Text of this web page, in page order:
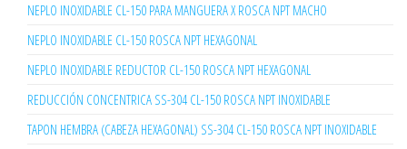
NEPLO INOXIDABLE CL-150 PARA MANGUERA X ROSCA NPT MACHO
NEPLO INOXIDABLE CL-150 ROSCA NPT HEXAGONAL
NEPLO INOXIDABLE REDUCTOR CL-150 ROSCA NPT HEXAGONAL
REDUCCIÓN CONCENTRICA SS-304 CL-150 ROSCA NPT INOXIDABLE
TAPON HEMBRA (CABEZA HEXAGONAL) SS-304 CL-150 ROSCA NPT INOXIDABLE